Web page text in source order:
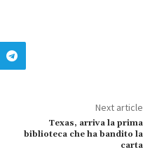
Next article
Texas, arriva la prima
biblioteca che ha bandito la
carta